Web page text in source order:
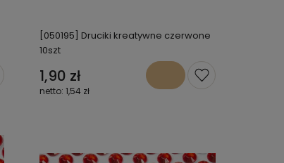
[050195] Druciki kreatywne czerwone
10szt
1,90 zł
1,54 zł